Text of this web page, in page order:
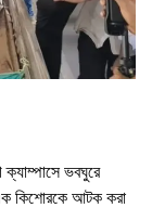
ক্যাম্পাসে ভবঘুরে
কিশোরকে আটক করা